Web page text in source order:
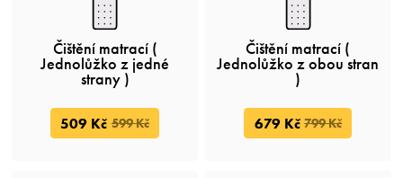
Čištění matrací (
Jednolůžko z jedné
strany )
509 Kč 599 Kč
Čištění matrací (
Jednolůžko z obou stran
)
679 Kč 799 Kč